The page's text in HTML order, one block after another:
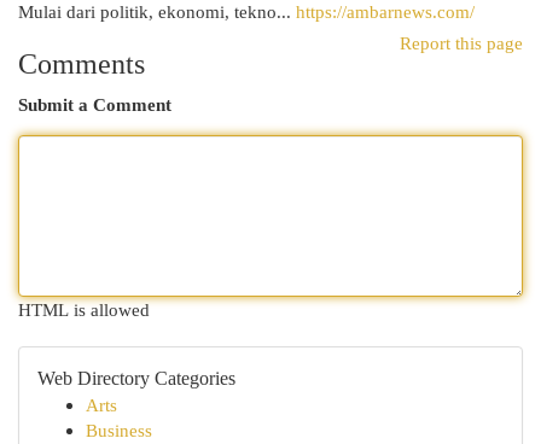
Mulai dari politik, ekonomi, tekno... https://ambarnews.com/
Report this page
Comments
Submit a Comment
HTML is allowed
Web Directory Categories
Arts
Business